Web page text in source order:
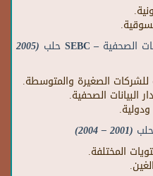
الصحفية – SEBC حلب (2005
للشركات الصغيرة والمتوسطة.
البيانات الصحفية.
(2001 – 2004)
المختلفة.